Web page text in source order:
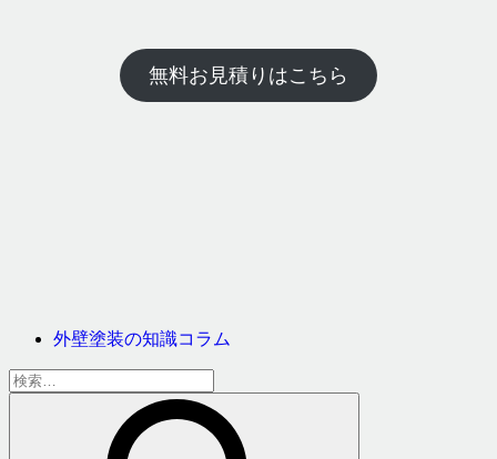
無料お見積りはこちら
外壁塗装の知識コラム
検
索: